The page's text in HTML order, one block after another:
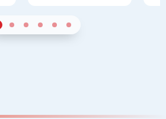
Sur 42Sur 43Sur 44Sur 45Sur 46Sur 4